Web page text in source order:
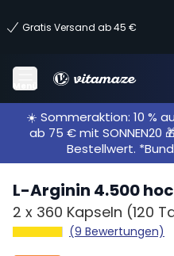
Gratis Versand ab 45 €
Menü
☀️ Sommeraktion: 10 %
ab 75 € mit SONNEN20
Bestellwert.
L-Arginin 4.500
2 x 360 Kapseln (120
(9 Bewertungen)